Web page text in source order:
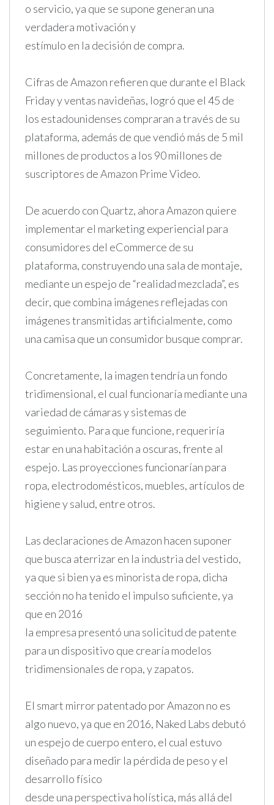
o servicio, ya que se supone generan una
verdadera motivación y
estímulo en la decisión de compra.
Cifras de Amazon refieren que durante el Black
Friday y ventas navideñas, logró que el 45 de
los estadounidenses compraran a través de su
plataforma, además de que vendió más de 5 mil
millones de productos a los 90 millones de
suscriptores de Amazon Prime Video.
De acuerdo con Quartz, ahora Amazon quiere
implementar el marketing experiencial para
consumidores del eCommerce de su
plataforma, construyendo una sala de montaje,
mediante un espejo de “realidad mezclada”, es
decir, que combina imágenes reflejadas con
imágenes transmitidas artificialmente, como
una camisa que un consumidor busque comprar.
Concretamente, la imagen tendría un fondo
tridimensional, el cual funcionaría mediante una
variedad de cámaras y sistemas de
seguimiento. Para que funcione, requeriría
estar en una habitación a oscuras, frente al
espejo. Las proyecciones funcionarían para
ropa, electrodomésticos, muebles, artículos de
higiene y salud, entre otros.
Las declaraciones de Amazon hacen suponer
que busca aterrizar en la industria del vestido,
ya que si bien ya es minorista de ropa, dicha
sección no ha tenido el impulso suficiente, ya
que en 2016
la empresa presentó una solicitud de patente
para un dispositivo que crearía modelos
tridimensionales de ropa, y zapatos.
El smart mirror patentado por Amazon no es
algo nuevo, ya que en 2016, Naked Labs debutó
un espejo de cuerpo entero, el cual estuvo
diseñado para medir la pérdida de peso y el
desarrollo físico
desde una perspectiva holística, más allá del